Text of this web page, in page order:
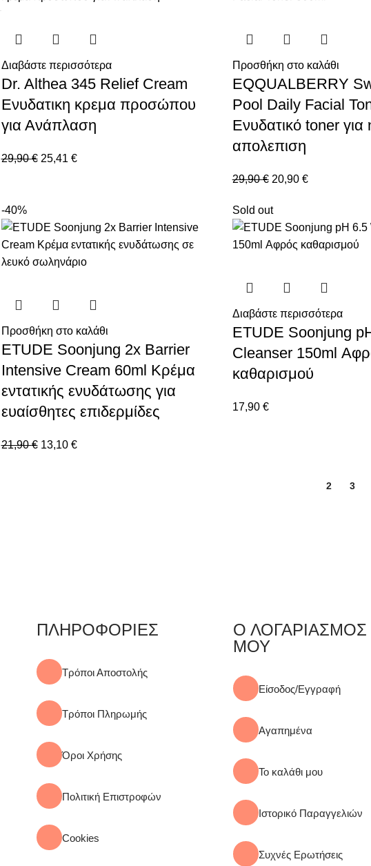
Διαβάστε περισσότερα
Dr. Althea 345 Relief Cream
Ενυδατικη κρεμα προσώπου
για Ανάπλαση
29,90€ 25,41 €
Προσθήκη στο καλάθι
EQQUALBERRY
Pool Daily Facial
Ενυδατικό toner για
απολεπιση
29,90€ 20,90 €
-40%
Προσθήκη στο καλάθι
ETUDE Soonjung 2x Barrier
Intensive Cream 60ml Κρέμα
εντατικής ενυδάτωσης για
ευαίσθητες επιδερμίδες
21,90€ 13,10 €
Sold out
Διαβάστε περισσότερα
ETUDE Soonjung
Cleanser 150ml
καθαρισμού
17,90 €
2 3
ΠΛΗΡΟΦΟΡΙΕΣ
Τρόποι Αποστολής
Τρόποι Πληρωμής
Όροι Χρήσης
Πολιτική Επιστροφών
Cookies
Ο ΛΟΓΑΡΙΑΣΜΟΣ
ΜΟΥ
Είσοδος/Εγγραφή
Αγαπημένα
Το καλάθι μου
Ιστορικό Παραγγελιών
Συχνές Ερωτήσεις